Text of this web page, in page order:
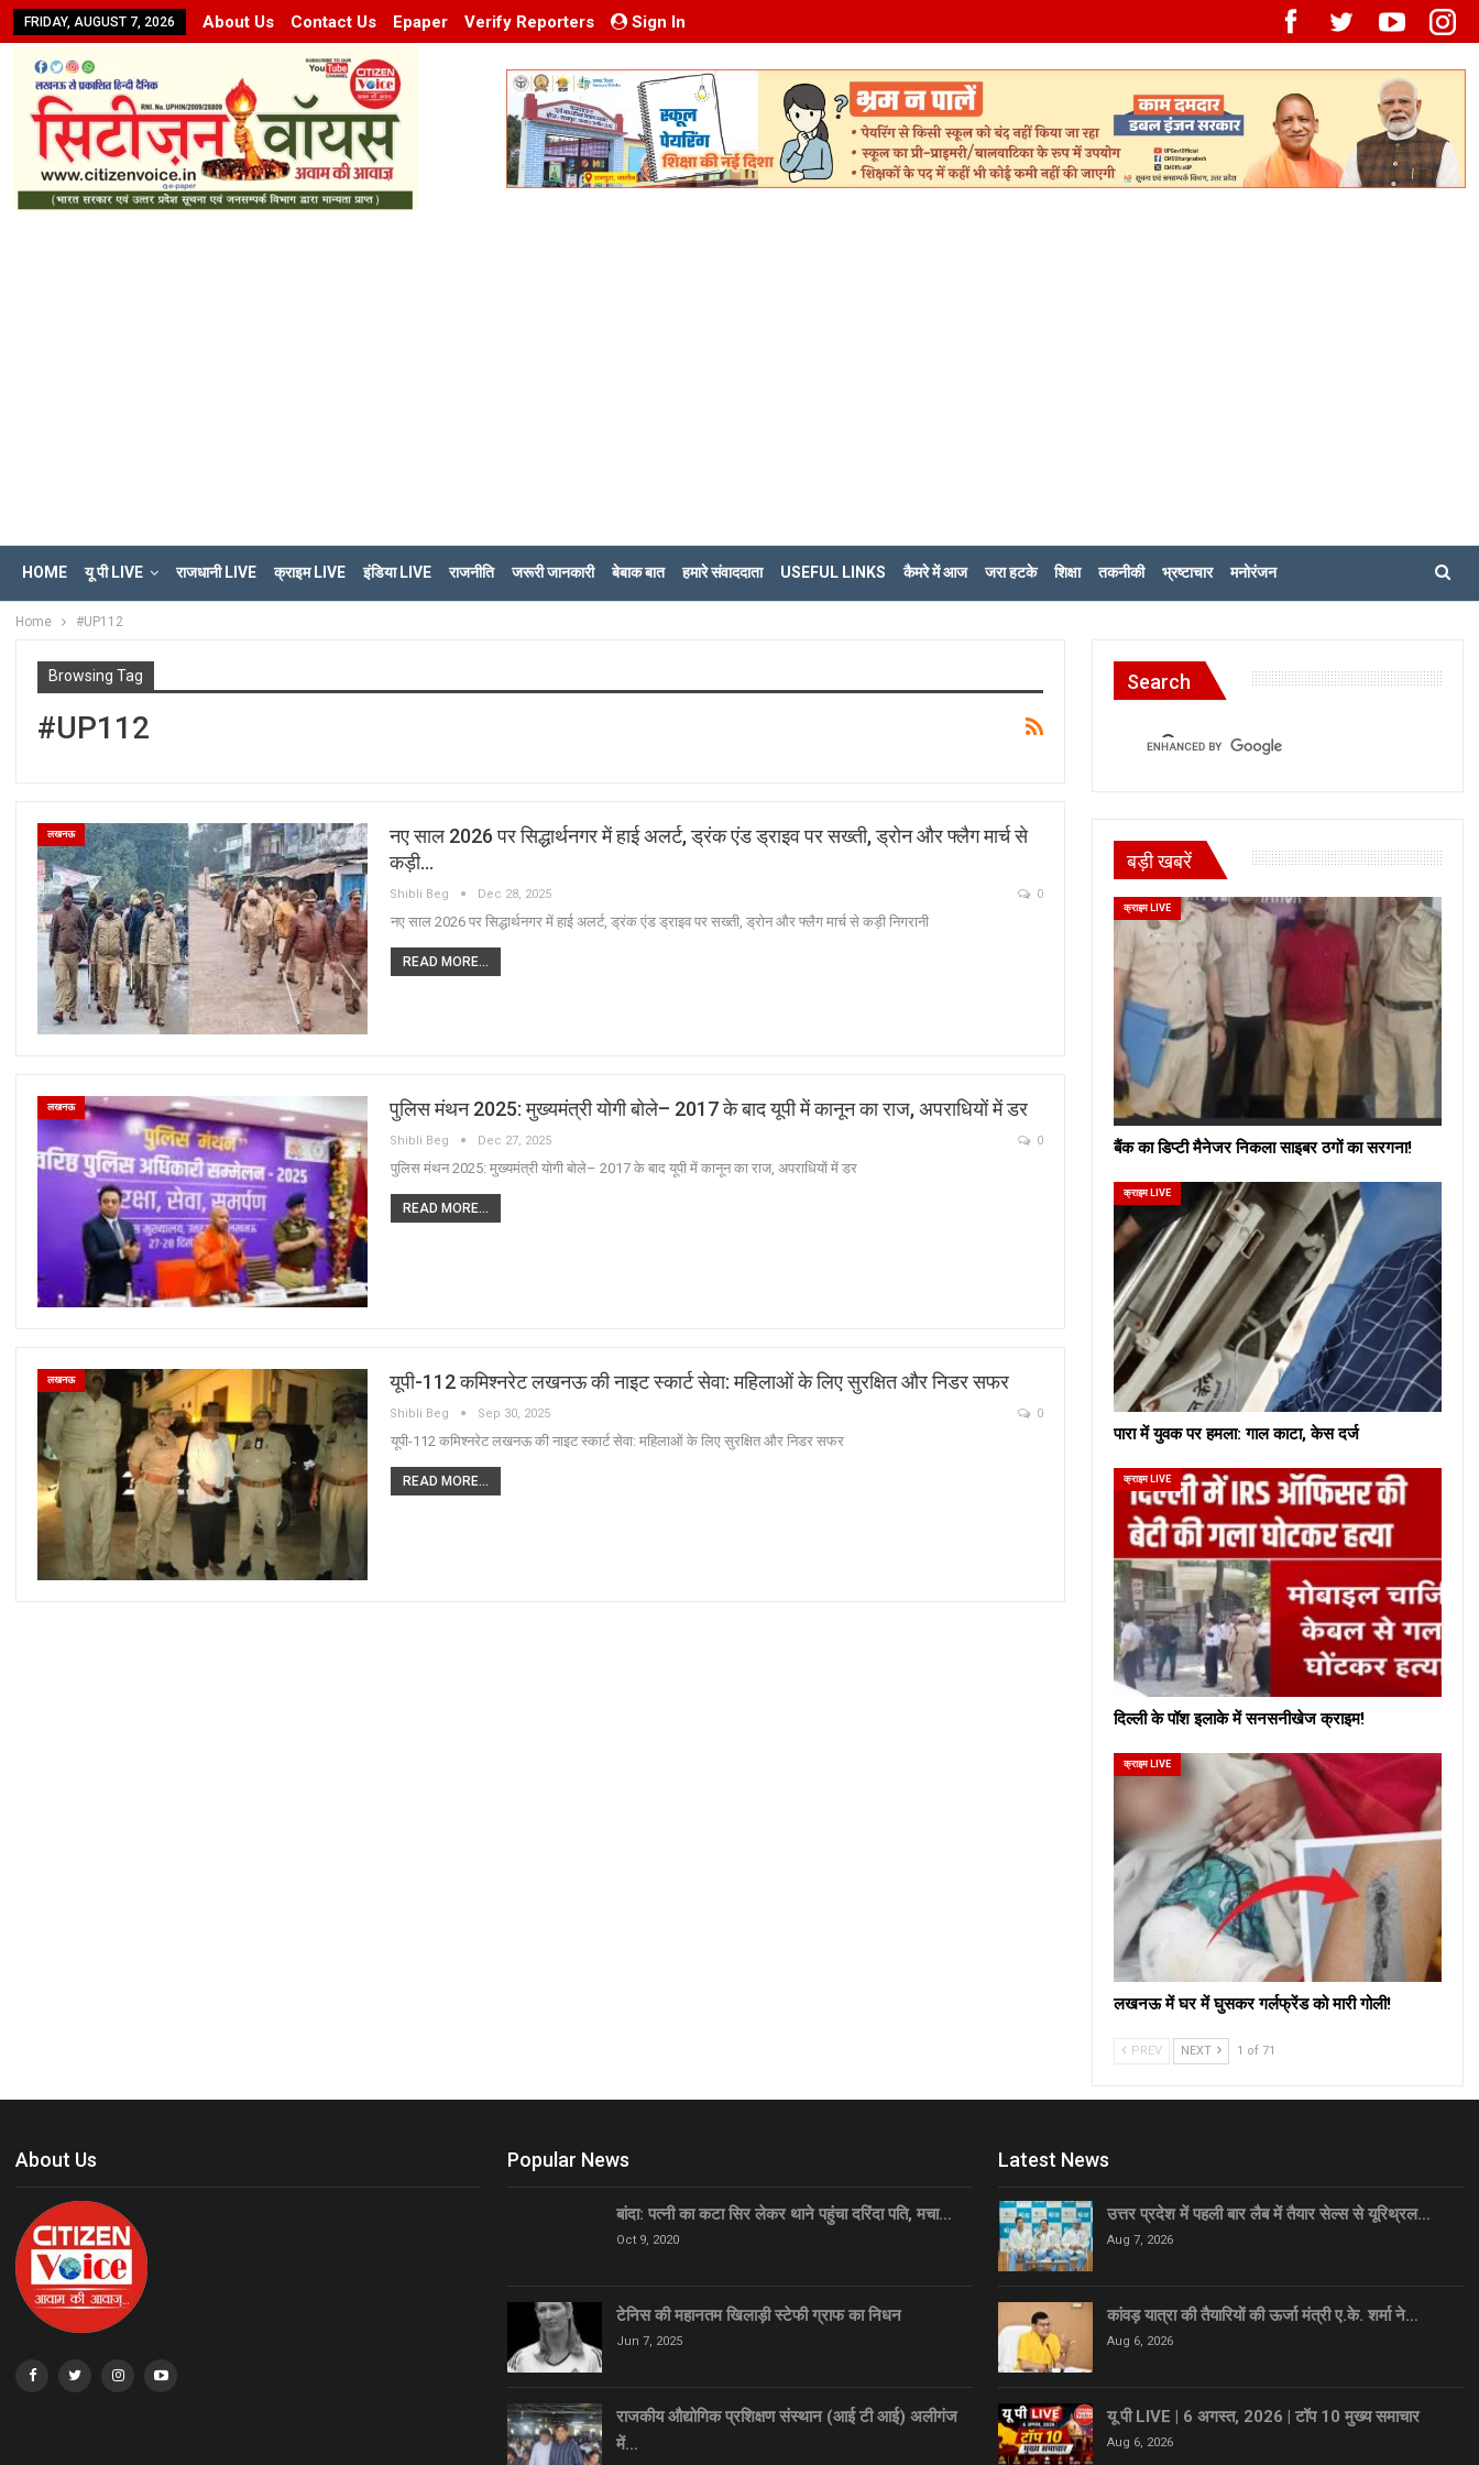
FRIDAY, AUGUST 7, 2026 About Us Contact Us Epaper Verify Reporters Sign In
HOME यू पी LIVE राजधानी LIVE क्राइम LIVE इंडिया LIVE राजनीति जरूरी जानकारी बेबाक बात हमारे संवाददाता USEFUL LINKS कैमरे में आज जरा हटके शिक्षा तकनीकी भ्रष्टाचार मनोरंजन
Home #UP112
Browsing Tag
#UP112
लखनऊ
नए साल 2026 पर सिद्धार्थनगर में हाई अलर्ट, ड्रंक एंड ड्राइव पर सख्ती, ड्रोन और फ्लैग मार्च से
कड़ी…
Shibli Beg Dec 28, 2025 0
नए साल 2026 पर सिद्धार्थनगर में हाई अलर्ट, ड्रंक एंड ड्राइव पर सख्ती, ड्रोन और फ्लैग मार्च से कड़ी निगरानी
READ MORE...
लखनऊ पुलिस मंथन 2025: मुख्यमंत्री योगी बोले– 2017 के बाद यूपी में कानून का राज, अपराधियों में डर
Shibli Beg Dec 27, 2025 0
पुलिस मंथन 2025: मुख्यमंत्री योगी बोले– 2017 के बाद यूपी में कानून का राज, अपराधियों में डर
READ MORE...
लखनऊ यूपी-112 कमिश्नरेट लखनऊ की नाइट स्कार्ट सेवा: महिलाओं के लिए सुरक्षित और निडर सफर
Shibli Beg Sep 30, 2025 0
यूपी-112 कमिश्नरेट लखनऊ की नाइट स्कार्ट सेवा: महिलाओं के लिए सुरक्षित और निडर सफर
READ MORE...
Search
बड़ी खबरें
क्राइम LIVE
बैंक का डिप्टी मैनेजर निकला साइबर ठगों का सरगना!
क्राइम LIVE
पारा में युवक पर हमला: गाल काटा, केस दर्ज
क्राइम LIVE
दिल्ली के पॉश इलाके में सनसनीखेज क्राइम!
क्राइम LIVE
लखनऊ में घर में घुसकर गर्लफ्रेंड को मारी गोली!
PREV NEXT 1 of 71
About Us Popular News
बांदा: पत्नी का कटा सिर लेकर थाने पहुंचा दरिंदा पति, मचा…
Oct 9, 2020
टेनिस की महानतम खिलाड़ी स्टेफी ग्राफ का निधन
Jun 7, 2025
राजकीय औद्योगिक प्रशिक्षण संस्थान (आई टी आई) अलीगंज
में…
Latest News
उत्तर प्रदेश में पहली बार लैब में तैयार सेल्स से यूरिथ्रल…
Aug 7, 2026
कांवड़ यात्रा की तैयारियों की ऊर्जा मंत्री ए.के. शर्मा ने…
Aug 6, 2026
यू पी LIVE | 6 अगस्त, 2026 | टॉप 10 मुख्य समाचार
Aug 6, 2026